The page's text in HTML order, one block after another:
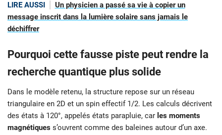
LIRE AUSSI
Un physicien a passé sa vie à copier un
message inscrit dans la lumière solaire sans jamais le
déchiffrer
Pourquoi cette fausse piste peut rendre la
recherche quantique plus solide
Dans le modèle retenu, la structure repose sur un réseau
triangulaire en 2D et un spin effectif 1/2. Les calculs décrivent
des états à 120°, appelés états parapluie, car les moments
magnétiques s’ouvrent comme des baleines autour d’un axe.